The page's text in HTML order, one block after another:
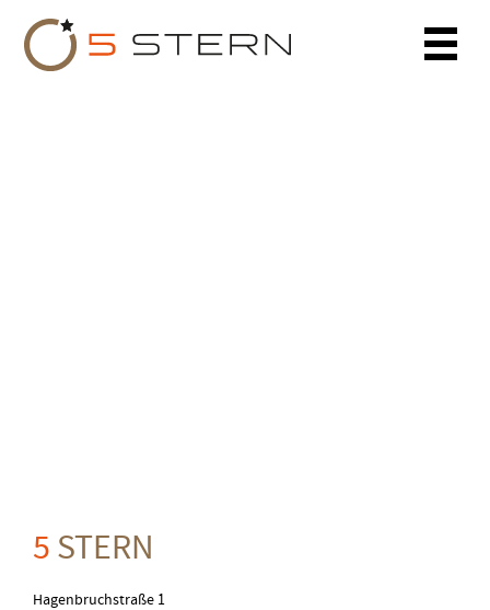
5 STERN
Hagenbruchstraße 1